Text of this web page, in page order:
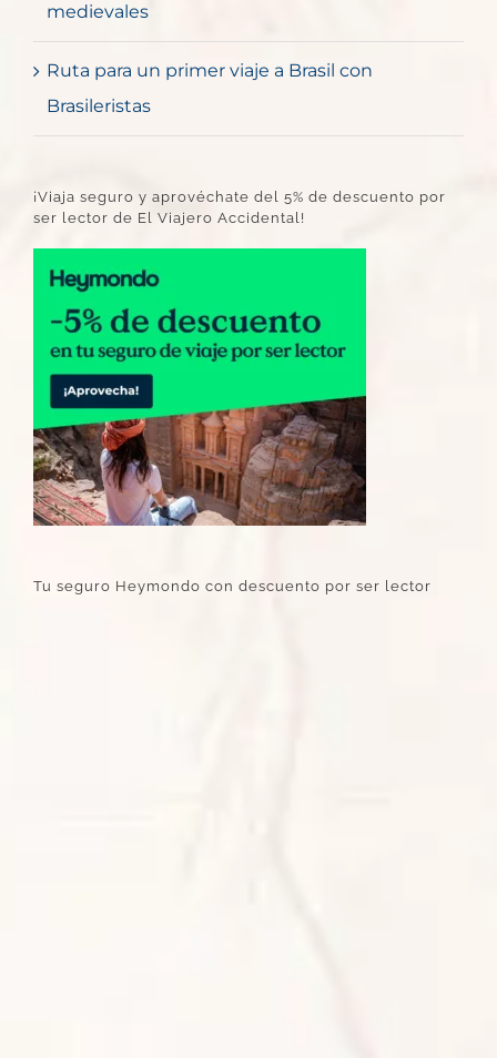
medievales
Ruta para un primer viaje a Brasil con
Brasileristas
¡Viaja seguro y aprovéchate del 5% de descuento por
ser lector de El Viajero Accidental!
Tu seguro Heymondo con descuento por ser lector